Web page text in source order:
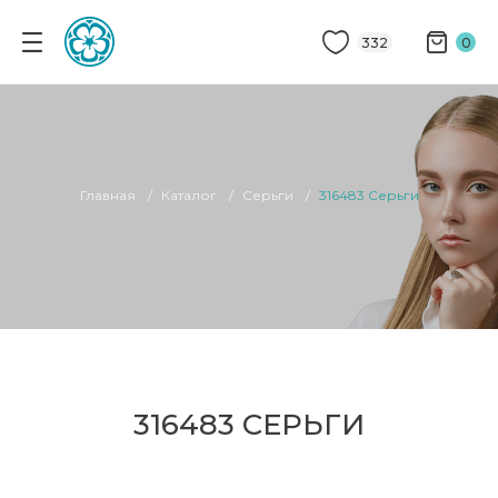
332 0
Главная Каталог Серьги 316483 Серьги
316483 СЕРЬГИ